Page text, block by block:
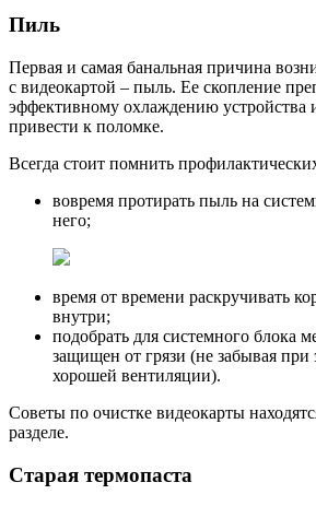
Пиль
Первая и самая банальная причина
с видеокартой – пыль. Ее скопление
эффективному охлаждению устройства
привести к поломке.
Всегда стоит помнить
вовремя протирать пыль на
него;
время от времени раскручивать
внутри;
подобрать для системного блока
защищен от грязи (не забывая при
хорошей вентиляции).
Советы по очистке видеокарты
разделе.
Старая термопаста